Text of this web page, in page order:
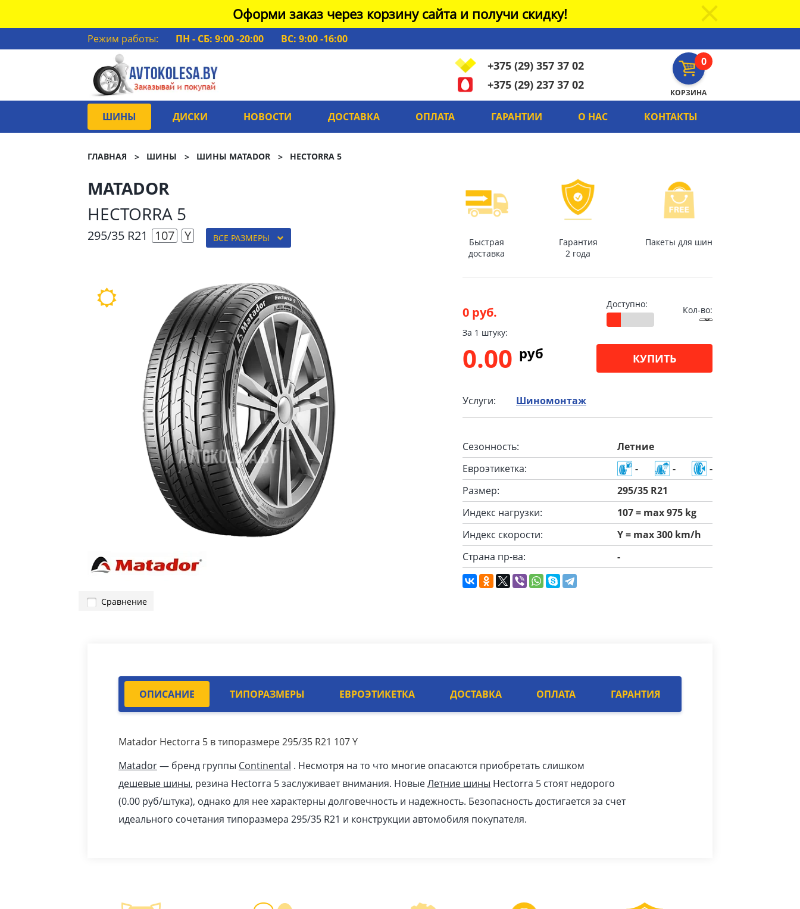
Оформи заказ через корзину сайта и получи скидку!
Режим работы: ПН - СБ: 9:00 -20:00
ВС: 9:00 -16:00
0
КОРЗИНА
+375 (29) 357 37 02
+375 (29) 237 37 02
ШИНЫ ДИСКИ НОВОСТИ ДОСТАВКА ОПЛАТА ГАРАНТИИ О НАС КОНТАКТЫ
ГЛАВНАЯ ШИНЫ ШИНЫ MATADOR HECTORRA 5
MATADOR
HECTORRA 5
295/35 R21 107 Y ВСЕ РАЗМЕРЫ
Сравнение
Быстрая
доставка
Гарантия
2 года
Пакеты для шин
0 руб.
Доступно:
Кол-во:
За 1 штуку:
0.00 pуб КУПИТЬ
Услуги: Шиномонтаж
Сезонность:
Летние
Евроэтикетка:
- -
-
Размер:
295/35 R21
Индекс нагрузки:
107 = max 975 kg
Индекс скорости:
Y = max 300 km/h
Страна пр-ва:
-
ОПИСАНИЕ ТИПОРАЗМЕРЫ ЕВРОЭТИКЕТКА ДОСТАВКА ОПЛАТА ГАРАНТИЯ
Matador Hectorra 5 в типоразмере 295/35 R21 107 Y
Matador— бренд группы Continental . Несмотря на то что многие опасаются приобретать слишком
дешевые шины, резина Hectorra 5 заслуживает внимания. НовыеЛетние шины Hectorra 5 стоят недорого
(0.00 pуб/штука), однако для нее характерны долговечность и надежность. Безопасность достигается за счет
идеального сочетания типоразмера 295/35 R21 и конструкции автомобиля покупателя.